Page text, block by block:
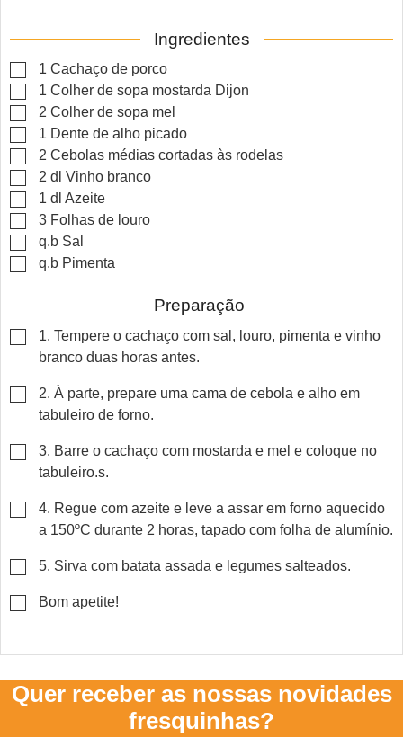
Ingredientes
▢
1 Cachaço de porco
▢
1 Colher de sopa mostarda Dijon
▢
2 Colher de sopa mel
▢
1 Dente de alho picado
▢
2 Cebolas médias cortadas às rodelas
▢
2 dl Vinho branco
▢
1 dl Azeite
▢
3 Folhas de louro
▢
q.b Sal
▢
q.b Pimenta
Preparação
▢
1. Tempere o cachaço com sal, louro, pimenta e vinho
branco duas horas antes.
▢
2. À parte, prepare uma cama de cebola e alho em
tabuleiro de forno.
▢
3. Barre o cachaço com mostarda e mel e coloque no
tabuleiro.s.
▢
4. Regue com azeite e leve a assar em forno aquecido
a 150ºC durante 2 horas, tapado com folha de alumínio.
▢
5. Sirva com batata assada e legumes salteados.
▢
Bom apetite!
Quer receber as nossas novidades
fresquinhas?